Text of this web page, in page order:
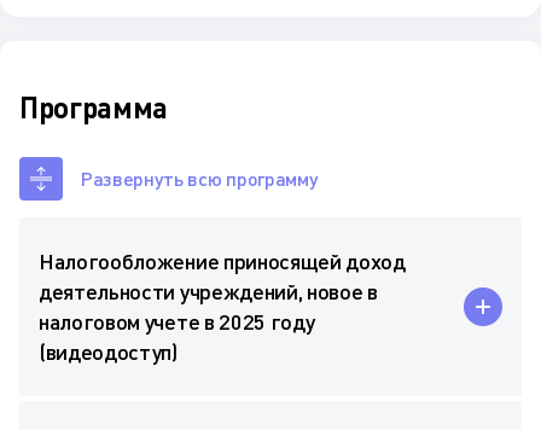
Программа
Развернуть всю программу
Налогообложение приносящей доход
деятельности учреждений, новое в
налоговом учете в 2025 году
(видеодоступ)